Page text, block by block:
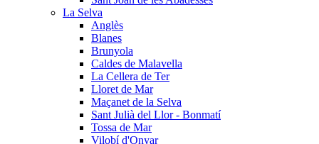
La Selva
Anglès
Blanes
Brunyola
Caldes de Malavella
La Cellera de Ter
Lloret de Mar
Maçanet de la Selva
Sant Julià del Llor - Bonmatí
Tossa de Mar
Vilobí d'Onyar